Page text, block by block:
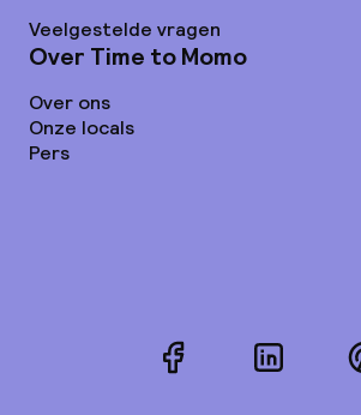
Veelgestelde vragen
Over Time to Momo
Over ons
Onze locals
Pers
FacebookLinkedIn